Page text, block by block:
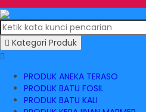
Kategori Produk
PRODUK ANEKA TERASO
PRODUK BATU FOSIL
PRODUK BATU KALI